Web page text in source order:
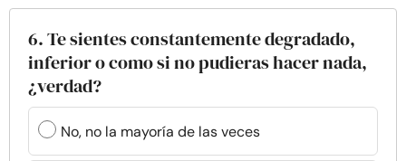
6. Te sientes constantemente degradado,
inferior o como si no pudieras hacer nada,
¿verdad?
No, no la mayoría de las veces